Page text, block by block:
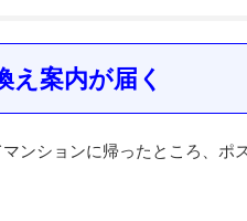
案内が届く
ンションに帰ったところ、ポ